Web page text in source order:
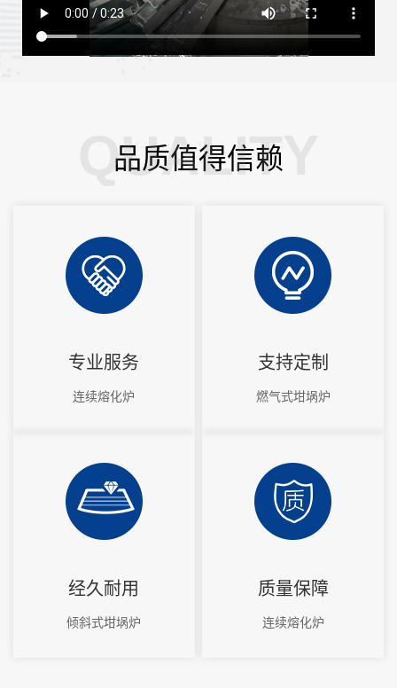
品质值得信赖
QUALITY
专业服务
连续熔化炉
支持定制
燃气式坩埚炉
经久耐用
倾斜式坩埚炉
质量保障
连续熔化炉